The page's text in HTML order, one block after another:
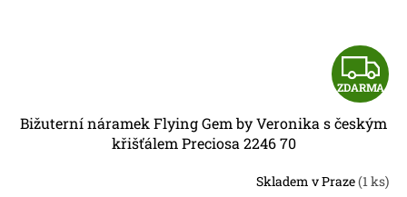
Z
D
R
ZDARMA
Bižuterní náramek Flying Gem by Veronika s českým
křišťálem Preciosa 2246 70
Skladem v Praze(1 ks)